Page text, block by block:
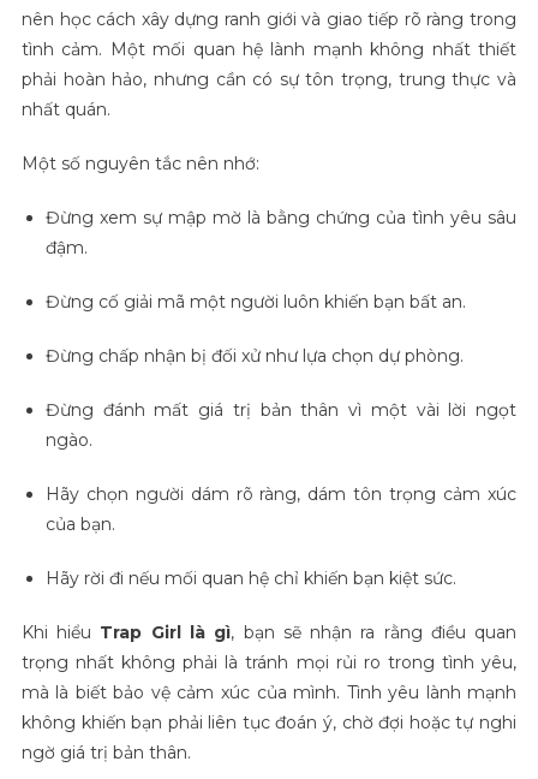
nên học cách xây dựng ranh giới và giao tiếp rõ ràng trong
tình cảm. Một mối quan hệ lành mạnh không nhất thiết
phải hoàn hảo, nhưng cần có sự tôn trọng, trung thực và
nhất quán.
Một số nguyên tắc nên nhớ:
Đừng xem sự mập mờ là bằng chứng của tình yêu sâu
đậm.
Đừng cố giải mã một người luôn khiến bạn bất an.
Đừng chấp nhận bị đối xử như lựa chọn dự phòng.
Đừng đánh mất giá trị bản thân vì một vài lời ngọt
ngào.
Hãy chọn người dám rõ ràng, dám tôn trọng cảm xúc
của bạn.
Hãy rời đi nếu mối quan hệ chỉ khiến bạn kiệt sức.
Khi hiểu Trap Girl là gì, bạn sẽ nhận ra rằng điều quan
trọng nhất không phải là tránh mọi rủi ro trong tình yêu,
mà là biết bảo vệ cảm xúc của mình. Tình yêu lành mạnh
không khiến bạn phải liên tục đoán ý, chờ đợi hoặc tự nghi
ngờ giá trị bản thân.